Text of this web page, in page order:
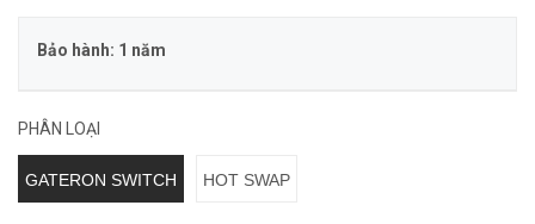
Bảo hành: 1 năm
PHÂN LOẠI
GATERON SWITCH HOT SWAP